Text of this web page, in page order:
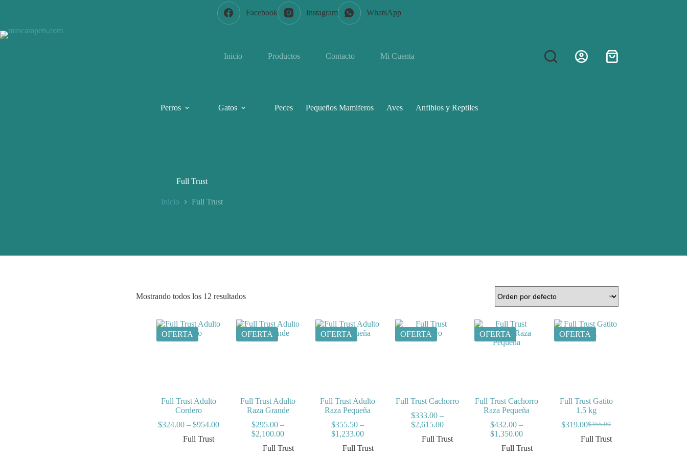
Facebook Instagram WhatsApp
Inicio Productos Contacto Mi Cuenta
Shopping
Perros Gatos Peces Pequeños Mamiferos Aves Anfibios y Reptiles
Full Trust
Inicio Full Trust
Mostrando todos los 12 resultados
OFERTA
Full Trust Adulto
Cordero
$324.00 – $954.00Price
Full Trust
OFERTA
Full Trust Adulto
Raza Grande
$295.00 –
$2,100.00Price
$295.00
Full Trust
OFERTA
Full Trust Adulto
Raza Pequeña
$355.50 –
$1,233.00Price
$355.50
Full Trust
OFERTA
Full Trust Cachorro
$333.00 –
$2,615.00Price
$333.00
Full Trust
OFERTA
Full Trust Cachorro
Raza Pequeña
$432.00 –
$1,350.00Price
$432.00
Full Trust
OFERTA
Full Trust Gatito
1.5 kg
$355.00
Original
price
$319.00Current
price
Full Trust